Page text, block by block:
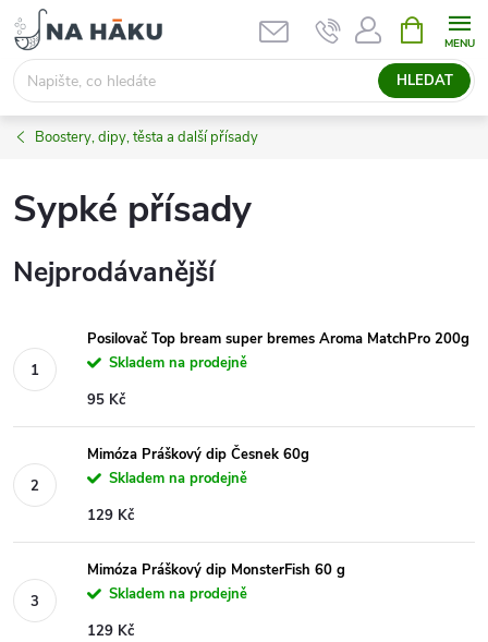
Přejít
na
obsah
HLEDAT
NÁKUPNÍ
KOŠÍK
Boostery, dipy, těsta a další přísady
Sypké přísady
Nejprodávanější
Posilovač Top bream super bremes Aroma MatchPro 200g
Skladem na prodejně
95 Kč
Mimóza Práškový dip Česnek 60g
Skladem na prodejně
129 Kč
Mimóza Práškový dip MonsterFish 60 g
Skladem na prodejně
129 Kč